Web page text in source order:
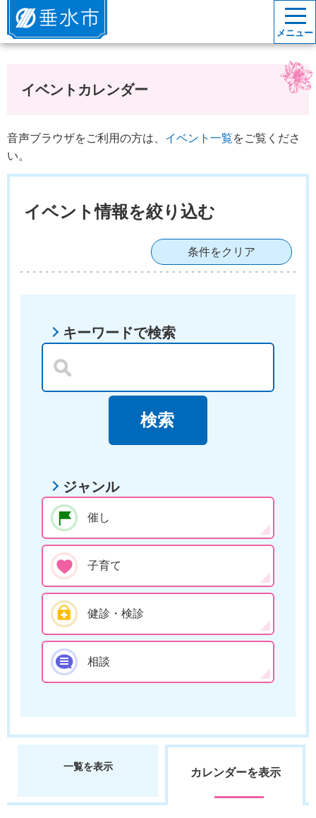
垂水市
メニュー
イベントカレンダー
音声ブラウザをご利用の方は、 イベント一覧をご覧くださ
い。
イベント情報を絞り込む
条件をクリア
キーワードで検索
ジャンル
催し
子育て
健診・検診
相談
一覧を表示 カレンダーを表示